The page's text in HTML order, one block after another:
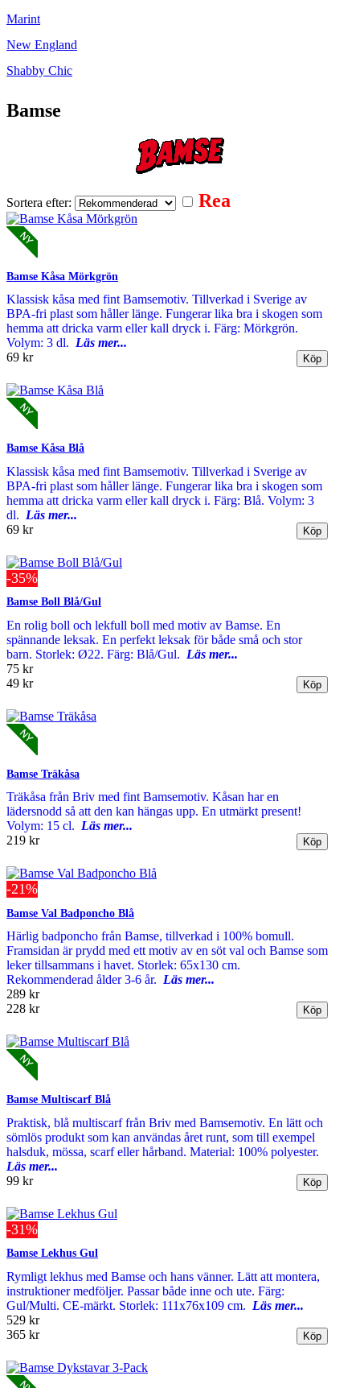
Marint
New England
Shabby Chic
Bamse
Sortera efter: Rea
Bamse Kåsa Mörkgrön
Klassisk kåsa med fint Bamsemotiv. Tillverkad i Sverige av
BPA-fri plast som håller länge. Fungerar lika bra i skogen som
hemma att dricka varm eller kall dryck i. Färg: Mörkgrön.
Volym: 3 dl. Läs mer...
69 kr
Bamse Kåsa Blå
Klassisk kåsa med fint Bamsemotiv. Tillverkad i Sverige av
BPA-fri plast som håller länge. Fungerar lika bra i skogen som
hemma att dricka varm eller kall dryck i. Färg: Blå. Volym: 3
dl. Läs mer...
69 kr
-35%
Bamse Boll Blå/Gul
En rolig boll och lekfull boll med motiv av Bamse. En
spännande leksak. En perfekt leksak för både små och stor
barn. Storlek: Ø22. Färg: Blå/Gul. Läs mer...
75 kr
49 kr
Bamse Träkåsa
Träkåsa från Briv med fint Bamsemotiv. Kåsan har en
lädersnodd så att den kan hängas upp. En utmärkt present!
Volym: 15 cl. Läs mer...
219 kr
-21%
Bamse Val Badponcho Blå
Härlig badponcho från Bamse, tillverkad i 100% bomull.
Framsidan är prydd med ett motiv av en söt val och Bamse som
leker tillsammans i havet. Storlek: 65x130 cm.
Rekommenderad ålder 3-6 år. Läs mer...
289 kr
228 kr
Bamse Multiscarf Blå
Praktisk, blå multiscarf från Briv med Bamsemotiv. En lätt och
sömlös produkt som kan användas året runt, som till exempel
halsduk, mössa, scarf eller hårband. Material: 100% polyester.
Läs mer...
99 kr
-31%
Bamse Lekhus Gul
Rymligt lekhus med Bamse och hans vänner. Lätt att montera,
instruktioner medföljer. Passar både inne och ute. Färg:
Gul/Multi. CE-märkt. Storlek: 111x76x109 cm. Läs mer...
529 kr
365 kr